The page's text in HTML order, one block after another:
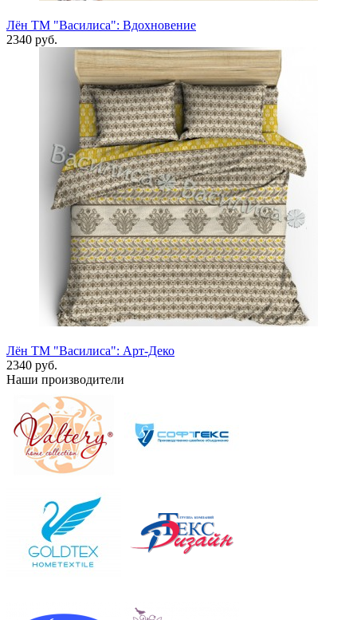
Лён ТМ "Василиса": Вдохновение
2340 руб.
Лён ТМ "Василиса": Арт-Деко
2340 руб.
Наши производители